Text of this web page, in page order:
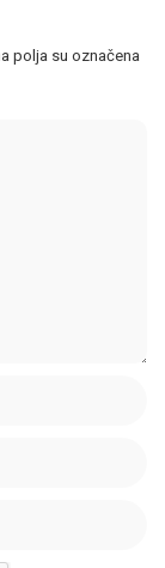
polja su označena